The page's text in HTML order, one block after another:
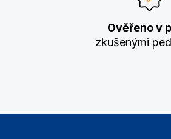
Ověřeno v
zkušenými